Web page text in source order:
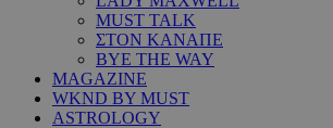
MUST TALK
ΣΤΟΝ ΚΑΝΑΠΕ
BYE THE WAY
MAGAZINE
WKND BY MUST
ASTROLOGY